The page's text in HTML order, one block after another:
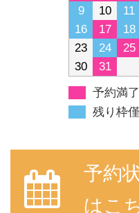
9
10 11
16
17 18
23
24 25
30
31
予約満了
残り枠
予約
はこ